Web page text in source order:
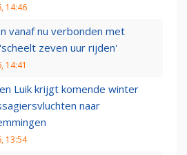
14:46
vanaf nu verbonden met
zeven uur rijden'
14:41
Luik krijgt komende winter
naar
13:54